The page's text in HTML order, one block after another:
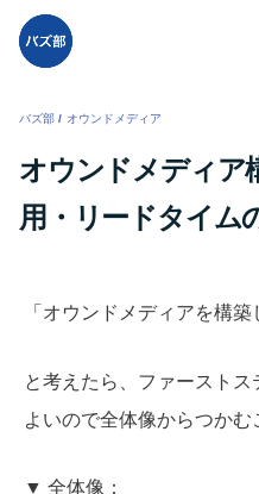
バズ部 / オウンドメディア
オウンドメディア
用・リードタイム
「オウンドメディアを構築
と考えたら、ファースト
よいので全体像からつかむ
▼ 全体像：